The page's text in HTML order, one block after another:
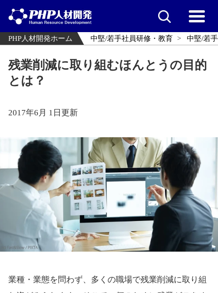
PHP人材開発ホーム 中堅/若手社員研修・教育 中堅/若
残業削減に取り組むほんとうの目的
とは？
2017年6月 1日更新
業種・業態を問わず、多くの職場で残業削減に取り組